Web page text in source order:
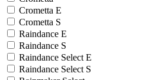
Crometta E
Crometta S
Raindance E
Raindance S
Raindance Select E
Raindance Select S